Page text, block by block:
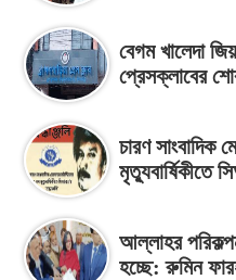
বেগম খালেদা
প্রেসক্লাবের
চারণ সাংবাদিক
মৃত্যুবার্ষিকীতে
আল্লাহর
হচ্ছে: রুমিন